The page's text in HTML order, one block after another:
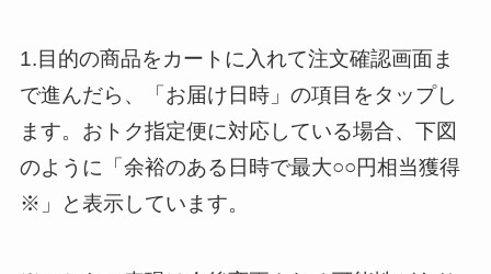
1.目的の商品をカートに入れて注文確認画面ま
で進んだら、「お届け日時」の項目をタップし
ます。おトク指定便に対応している場合、下図
のように「余裕のある日時で最大○○円相当獲得
※」と表示しています。